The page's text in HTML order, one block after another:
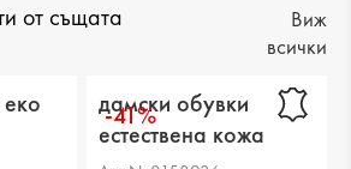
от същата
Виж
всички
-41%
дамски обувки
естествена кожа